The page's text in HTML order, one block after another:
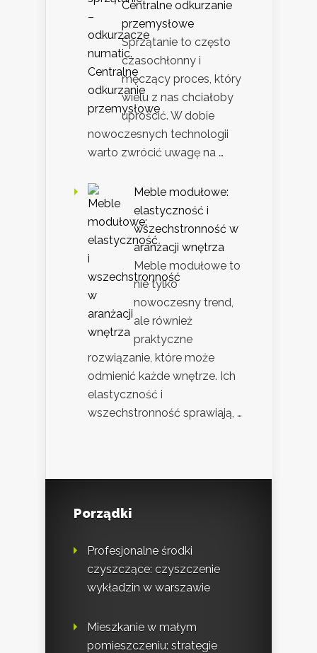
Centralne odkurzanie
przemysłowe
Sprzątanie to często
czasochłonny i
męczący proces, który
wielu z nas chciałoby
uprościć. W dobie
nowoczesnych technologii
warto zwrócić uwagę na …
Meble modułowe:
elastyczność i
wszechstronność w
aranżacji wnętrza
Meble modułowe to
nie tylko
nowoczesny trend,
ale również
praktyczne
rozwiązanie, które może
odmienić każde wnętrze. Ich
elastyczność i
wszechstronność sprawiają, …
Porządki
Profesjonalne środki
czyszczące: czyszczenie
wykładzin w warszawie
Mieszkanie w małym
pomieszczeniu: strategie